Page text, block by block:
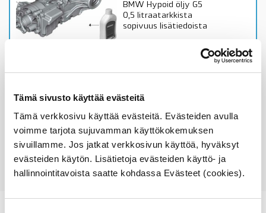
Tämä sivusto käyttää evästeitä
Tämä verkkosivu käyttää evästeitä. Evästeiden avulla
voimme tarjota sujuvamman käyttökokemuksen
sivuillamme. Jos jatkat verkkosivun käyttöä, hyväksyt
evästeiden käytön. Lisätietoja evästeiden käyttö- ja
hallinnointitavoista saatte kohdassa Evästeet (cookies).
BMW Hypoid öljy G5
0,5 litraatarkkista
sopivuus lisätiedoista
Alkuperäinen BMW osa
Lisää ostoskoriin
Katso osan tiedot